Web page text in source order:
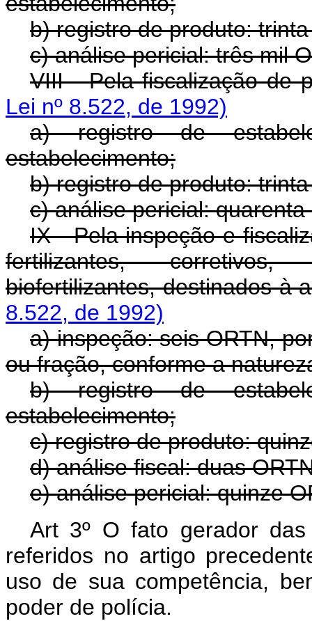
b) registro de produto:
c) análise pericial: três mil
VIII - Pela fiscalização de
Lei nº 8.522, de 1992)
a) registro de
estabelecimento;
b) registro de produto:
c) análise pericial:
IX - Pela inspeção e
fertilizantes,
biofertilizantes, destinados à
8.522, de 1992)
a) inspeção: seis ORTN,
ou fração, conforme a
b) registro de
estabelecimento;
c) registro de produto:
d) análise fiscal: duas
e) análise pericial: quinze
Art 3º O fato gerador
referidos no artigo
uso de sua competência,
poder de polícia.